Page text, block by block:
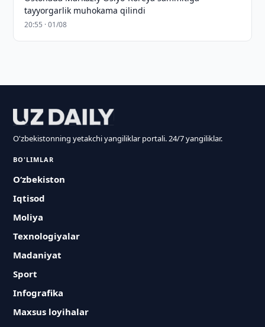
tayyorgarlik muhokama qilindi
20:55 · 01/08
O'zbekistonning yetakchi yangiliklar portali. 24/7 yangiliklar.
BO'LIMLAR
O‘zbekiston
Iqtisod
Moliya
Texnologiyalar
Madaniyat
Sport
Infografika
Maxsus loyihalar